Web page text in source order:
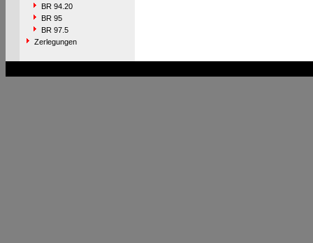
BR 94.20
BR 95
BR 97.5
Zerlegungen